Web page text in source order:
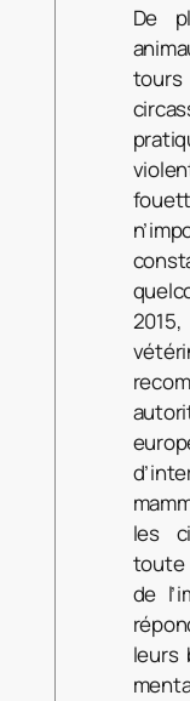
De
les
toute
de
leurs